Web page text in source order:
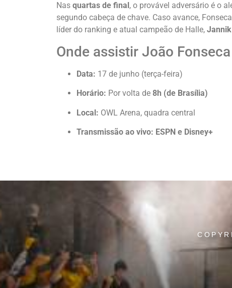
Nas quartas de final , o provável adversário é o
segundo cabeça de chave. Caso avance,
líder do ranking e atual campeão de Halle,
Onde assistir João
Data: 17 de junho (terça-feira)
Horário: Por volta de 8h (de Brasília)
Local: OWL Arena, quadra central
Transmissão ao vivo: ESPN e Disney+